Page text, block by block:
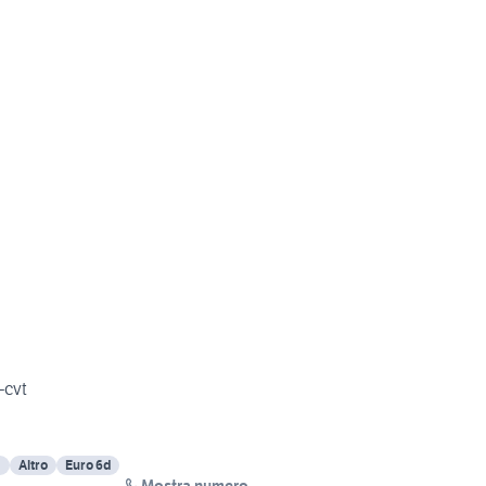
cvt
Altro Euro 6d